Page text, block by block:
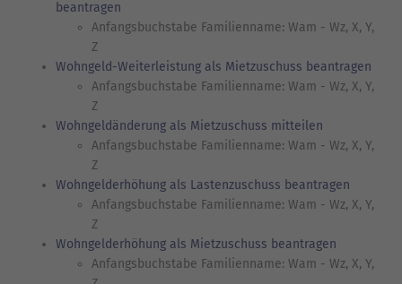
beantragen
Anfangsbuchstabe Familienname: Wam - Wz, X, Y,
Z
Wohngeld-Weiterleistung als Mietzuschuss beantragen
Anfangsbuchstabe Familienname: Wam - Wz, X, Y,
Z
Wohngeldänderung als Mietzuschuss mitteilen
Anfangsbuchstabe Familienname: Wam - Wz, X, Y,
Z
Wohngelderhöhung als Lastenzuschuss beantragen
Anfangsbuchstabe Familienname: Wam - Wz, X, Y,
Z
Wohngelderhöhung als Mietzuschuss beantragen
Anfangsbuchstabe Familienname: Wam - Wz, X, Y,